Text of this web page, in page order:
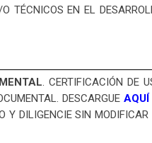
TÉCNICOS EN EL
. CERTIFICACIÓN DE
DESCARGUE AQUÍ
Y DILIGENCIE SIN MODIFICAR